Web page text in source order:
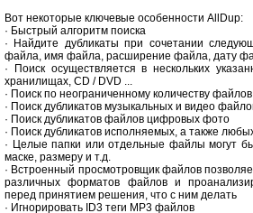
Вот некоторые ключевые особенности AllDup:
· Быстрый алгоритм поиска
· Найдите дубликаты при сочетании
файла, имя файла, расширение файла, дату
· Поиск осуществляется в нескольких
хранилищах, CD / DVD ...
· Поиск по неограниченному количеству
· Поиск дубликатов музыкальных и видео
· Поиск дубликатов файлов цифровых фото
· Поиск дубликатов исполняемых, а также
· Целые папки или отдельные файлы могут
маске, размеру и т.д.
· Встроенный просмотровщик файлов
различных форматов файлов и
перед принятием решения, что с ним делать
· Игнорировать ID3 теги MP3 файлов